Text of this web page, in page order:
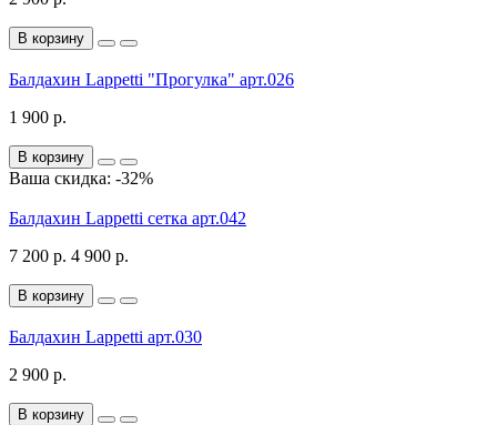
В корзину
Балдахин Lappetti "Прогулка" арт.026
1 900 р.
В корзину
Ваша скидка: -32%
Балдахин Lappetti сетка арт.042
7 200 р. 4 900 р.
В корзину
Балдахин Lappetti арт.030
2 900 р.
В корзину